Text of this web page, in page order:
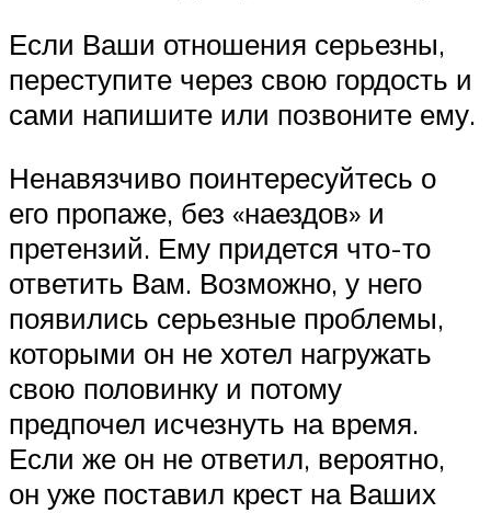
Если Ваши отношения серьезны,
переступите через свою гордость и
сами напишите или позвоните ему.
Ненавязчиво поинтересуйтесь о
его пропаже, без «наездов» и
претензий. Ему придется что-то
ответить Вам. Возможно, у него
появились серьезные проблемы,
которыми он не хотел нагружать
свою половинку и потому
предпочел исчезнуть на время.
Если же он не ответил, вероятно,
он уже поставил крест на Ваших